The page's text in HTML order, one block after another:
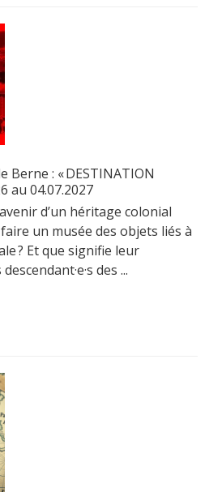
Berne : « DESTINATION
au 04.07.2027
d’un héritage colonial
un musée des objets liés à
? Et que signifie leur
des ...